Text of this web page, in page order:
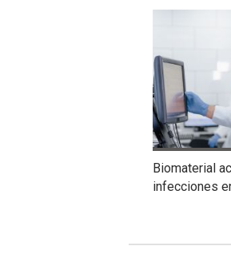
Biomaterial
infecciones